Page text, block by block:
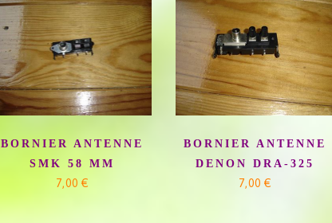
BORNIER ANTENNE
SMK 58 MM
7,00 €
BORNIER ANTENNE
DENON DRA-325
7,00 €